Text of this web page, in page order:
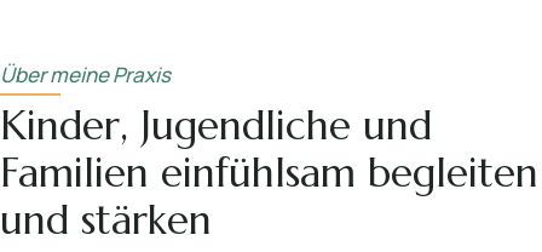
Über meine Praxis
Kinder, Jugendliche und
Familien einfühlsam begleiten
und stärken